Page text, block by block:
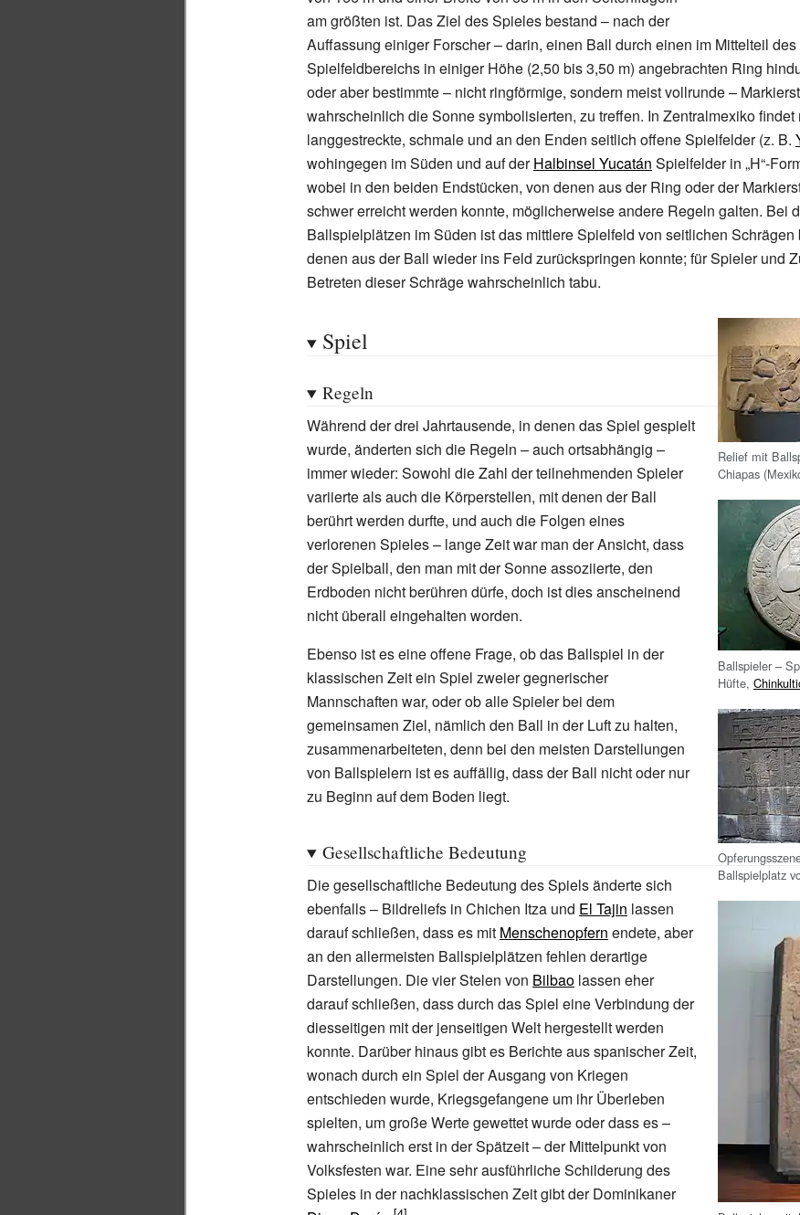
am größten ist. Das Ziel des Spieles bestand – nach der
Auffassung einiger Forscher – darin, einen Ball durch einen im Mittelteil
Spielfeldbereichs in einiger Höhe (2,50 bis 3,50 m) angebrachten Ring
oder aber bestimmte – nicht ringförmige, sondern meist vollrunde –
wahrscheinlich die Sonne symbolisierten, zu treffen. In Zentralmexiko findet
langgestreckte, schmale und an den Enden seitlich offene Spielfelder (z. B.
wohingegen im Süden und auf derHalbinsel Yucatán Spielfelder in „H“-
wobei in den beiden Endstücken, von denen aus der Ring oder der
schwer erreicht werden konnte, möglicherweise andere Regeln galten. Bei
Ballspielplätzen im Süden ist das mittlere Spielfeld von seitlichen Schrägen
denen aus der Ball wieder ins Feld zurückspringen konnte; für Spieler und
Betreten dieser Schräge wahrscheinlich tabu.
Relief mit
Chiapas
Spiel
Regeln
Ballspieler –
Hüfte,
Ballspielplatz
Während der drei Jahrtausende, in denen das Spiel gespielt
wurde, änderten sich die Regeln – auch ortsabhängig –
immer wieder: Sowohl die Zahl der teilnehmenden Spieler
variierte als auch die Körperstellen, mit denen der Ball
berührt werden durfte, und auch die Folgen eines
verlorenen Spieles – lange Zeit war man der Ansicht, dass
der Spielball, den man mit der Sonne assoziierte, den
Erdboden nicht berühren dürfe, doch ist dies anscheinend
nicht überall eingehalten worden.
Ebenso ist es eine offene Frage, ob das Ballspiel in der
klassischen Zeit ein Spiel zweier gegnerischer
Mannschaften war, oder ob alle Spieler bei dem
gemeinsamen Ziel, nämlich den Ball in der Luft zu halten,
zusammenarbeiteten, denn bei den meisten Darstellungen
von Ballspielern ist es auffällig, dass der Ball nicht oder nur
zu Beginn auf dem Boden liegt.
Gesellschaftliche Bedeutung
Die gesellschaftliche Bedeutung des Spiels änderte sich
ebenfalls – Bildreliefs in Chichen Itza und El Tajin lassen
darauf schließen, dass es mit Menschenopfern endete, aber
an den allermeisten Ballspielplätzen fehlen derartige
Darstellungen. Die vier Stelen von Bilbao lassen eher
darauf schließen, dass durch das Spiel eine Verbindung der
diesseitigen mit der jenseitigen Welt hergestellt werden
konnte. Darüber hinaus gibt es Berichte aus spanischer Zeit,
wonach durch ein Spiel der Ausgang von Kriegen
entschieden wurde, Kriegsgefangene um ihr Überleben
spielten, um große Werte gewettet wurde oder dass es –
wahrscheinlich erst in der Spätzeit – der Mittelpunkt von
Volksfesten war. Eine sehr ausführliche Schilderung des
Spieles in der nachklassischen Zeit gibt der Dominikaner